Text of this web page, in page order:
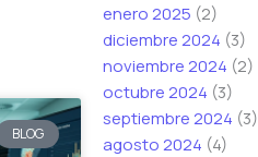
BLOG
enero 2025 (2)
diciembre 2024 (3)
noviembre 2024 (2)
octubre 2024 (3)
septiembre 2024 (3)
agosto 2024 (4)